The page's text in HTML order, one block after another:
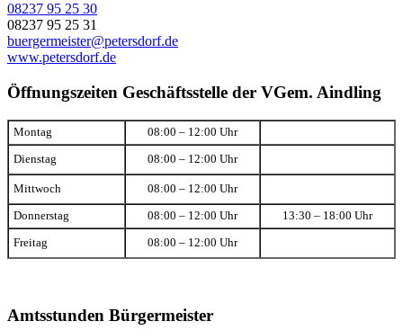
08237 95 25 30
08237 95 25 31
buergermeister@petersdorf.de
www.petersdorf.de
Öffnungszeiten Geschäftsstelle der VGem. Aindling
Montag 08:00 – 12:00 Uhr
Dienstag 08:00 – 12:00 Uhr
Mittwoch 08:00 – 12:00 Uhr
Donnerstag 08:00 – 12:00 Uhr 13:30 – 18:00 Uhr
Freitag 08:00 – 12:00 Uhr
Amtsstunden Bürgermeister